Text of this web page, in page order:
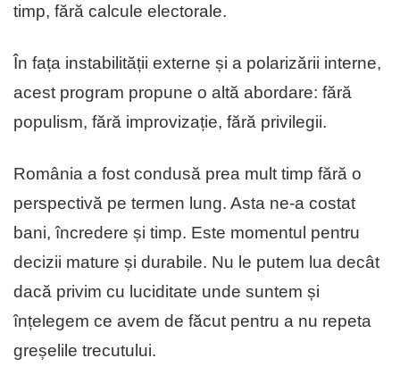
timp, fără calcule electorale.
În fața instabilității externe și a polarizării interne,
acest program propune o altă abordare: fără
populism, fără improvizație, fără privilegii.
România a fost condusă prea mult timp fără o
perspectivă pe termen lung. Asta ne-a costat
bani, încredere și timp. Este momentul pentru
decizii mature și durabile. Nu le putem lua decât
dacă privim cu luciditate unde suntem și
înțelegem ce avem de făcut pentru a nu repeta
greșelile trecutului.